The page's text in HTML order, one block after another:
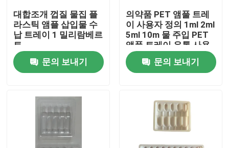
집
제품
비디오
우리 에 관한 것
대합조개 껍질 물집 플
라스틱 앰플 삽입물 수
납 트레이 1 밀리람베르
트
문의 보내기
의약품 PET 앰풀 트레
이 사용자 정의 1ml 2ml
5ml 10m 물 주입 PET
앰풀 트레이 유통 사용
자 정의
문의 보내기